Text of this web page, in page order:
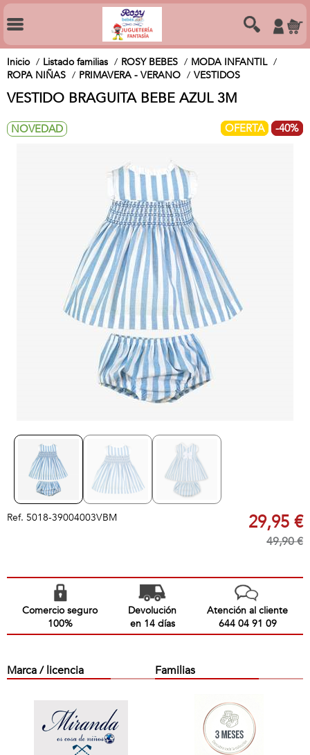
Inicio Listado familias ROSY BEBES
MODA INFANTIL
ROPA NIÑAS
PRIMAVERA - VERANO VESTIDOS
VESTIDO BRAGUITA BEBE AZUL 3M
NOVEDAD OFERTA -40%
Ref. 5018-39004003VBM 29,95 €
49,90 €
Comercio seguro
100%
Devolución
en 14 días
Atención al cliente
644 04 91 09
Marca / licencia Familias